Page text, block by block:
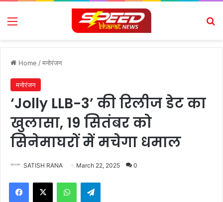
Menu
Home /मनोरंजन
मनोरंजन
‘Jolly LLB-3’ की रिलीज डेट का
खुलासा, 19 सितंबर को
सिनेमाघरों में मचेगा धमाल
SATISH RANA March 22, 2025 0
Facebook
X WhatsAppTelegram